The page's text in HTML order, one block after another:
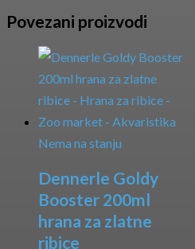
Povezani proizvodi
Nema na stanju
Dennerle Goldy
Booster 200ml
hrana za zlatne
ribice